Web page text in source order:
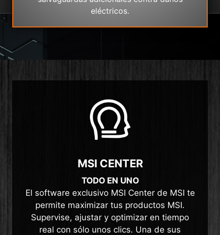
eléctricos.
MSI CENTER
TODO EN UNO
El software exclusivo MSI Center de MSI te
permite maximizar tus productos MSI.
Supervise, ajustar y optimizar en tiempo
real con sólo unos clics. Una de sus